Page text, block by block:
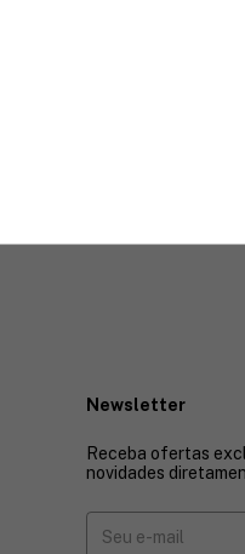
Newsletter
Receba ofertas
novidades